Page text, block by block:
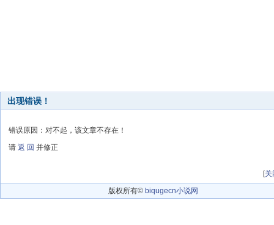
出现错误！
错误原因：对不起，该文章不存在！
请 返 回 并修正
[关
版权所有© biqugecn小说网